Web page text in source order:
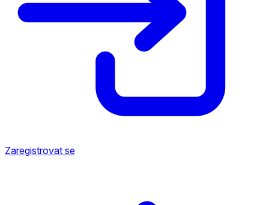
Zaregistrovat se